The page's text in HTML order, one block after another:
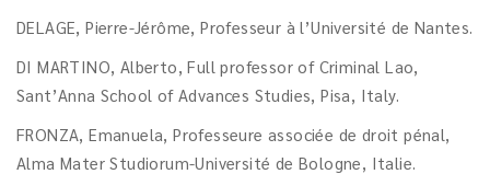
DELAGE, Pierre-Jérôme, Professeur à l’Université de Nantes.
DI MARTINO, Alberto, Full professor of Criminal Lao,
Sant’Anna School of Advances Studies, Pisa, Italy.
FRONZA, Emanuela, Professeure associée de droit pénal,
Alma Mater Studiorum-Université de Bologne, Italie.